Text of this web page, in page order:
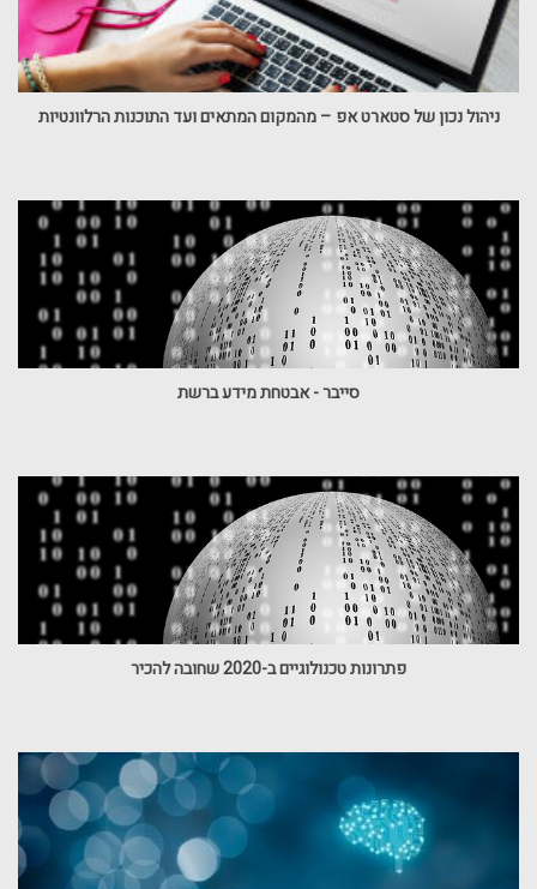
ניהול נכון של סטארט אפ – מהמקום המתאים ועד התוכנות הרלוונטיות
סייבר - אבטחת מידע ברשת
פתרונות טכנולוגיים ב-2020 שחובה להכיר